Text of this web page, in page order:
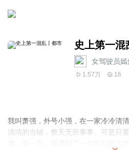
史上第一混
女驾驶员嫣
1.57万 16
我叫萧强，外号小强，在一家冷冷清
清清的当铺，整天无所事事。可是只